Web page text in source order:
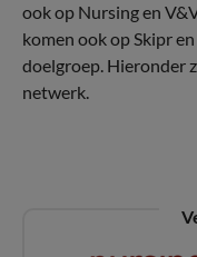
ook op Nursing en
komen ook op Skipr
doelgroep. Hieronder
netwerk.